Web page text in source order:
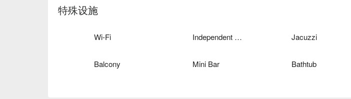
特殊设施
Wi-Fi Independent Garage Jacuzzi
Balcony Mini Bar Bathtub